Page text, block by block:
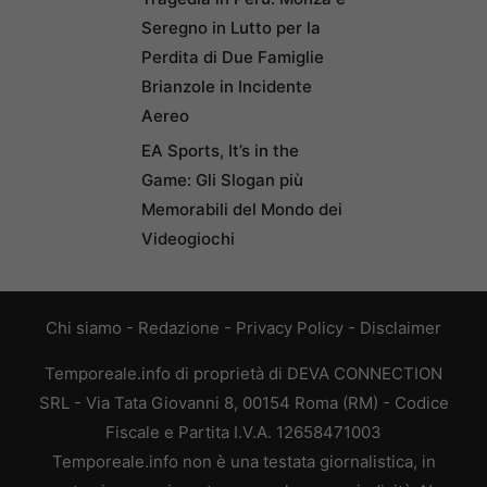
Seregno in Lutto per la
Perdita di Due Famiglie
Brianzole in Incidente
Aereo
EA Sports, It’s in the
Game: Gli Slogan più
Memorabili del Mondo dei
Videogiochi
Chi siamo - Redazione - Privacy Policy - Disclaimer
Temporeale.info di proprietà di DEVA CONNECTION
SRL - Via Tata Giovanni 8, 00154 Roma (RM) - Codice
Fiscale e Partita I.V.A. 12658471003
Temporeale.info non è una testata giornalistica, in